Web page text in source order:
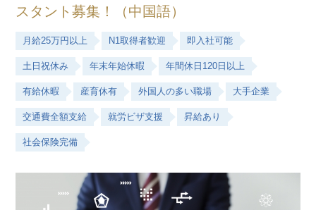
スタント募集！（中国語）
月給25万円以上 N1取得者歓迎 即入社可能
土日祝休み 年末年始休暇 年間休日120日以上
有給休暇 産育休有 外国人の多い職場 大手企業
交通費全額支給 就労ビザ支援 昇給あり
社会保険完備